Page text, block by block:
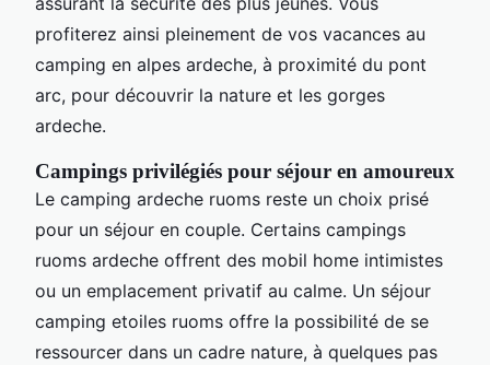
profiterez ainsi pleinement de vos vacances au
camping en alpes ardeche, à proximité du pont
arc, pour découvrir la nature et les gorges
ardeche.
Campings privilégiés pour séjour en amoureux
Le camping ardeche ruoms reste un choix prisé
pour un séjour en couple. Certains campings
ruoms ardeche offrent des mobil home intimistes
ou un emplacement privatif au calme. Un séjour
camping etoiles ruoms offre la possibilité de se
ressourcer dans un cadre nature, à quelques pas